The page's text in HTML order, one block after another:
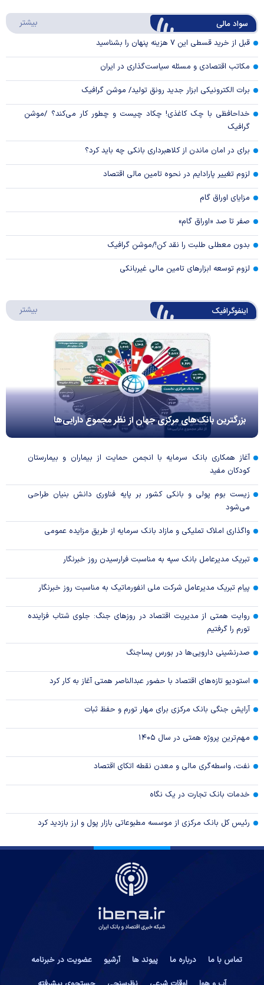
Video
سواد مالی بیشتر
قبل از خرید قسطی این ۷ هزینه پنهان را بشناسید
مکاتب اقتصادی و مسئله سیاست‌گذاری در ایران
برات الکترونیکی ابزار جدید رونق تولید/ موشن گرافیک
خداحافظی با چک کاغذی! چکاد چیست و چطور کار می‌کند؟ /موشن
گرافیک
برای در امان ماندن از کلاهبرداری بانکی چه باید کرد؟
لزوم تغییر پارادایم در نحوه تامین مالی اقتصاد
مزایای اوراق گام
صفر تا صد «اوراق گام»
بدون معطلی طلبت را نقد کن!/موشن گرافیک
لزوم توسعه ابزارهای تامین مالی غیربانکی
اینفوگرافیک بیشتر
بزرگترین بانک‌های مرکزی جهان از نظر مجموع دارایی‌ها
آغاز همکاری بانک سرمایه با انجمن حمایت از بیماران و بیمارستان
کودکان مفید
زیست بوم پولی و بانکی کشور بر پایه فناوری دانش بنیان طراحی
می‌شود
واگذاری املاک تملیکی و مازاد بانک سرمایه از طریق مزایده عمومی
تبریک مدیرعامل بانک سپه به مناسبت فرارسیدن روز خبرنگار
پیام تبریک مدیرعامل شرکت ملی انفورماتیک به مناسبت روز خبرنگار
روایت همتی از مدیریت اقتصاد در روزهای جنگ: جلوی شتاب فزاینده
تورم را گرفتیم
صدرنشینی دارویی‌ها در بورس پساجنگ
استودیو تازه‌های اقتصاد با حضور عبدالناصر همتی آغاز به کار کرد
آرایش جنگی بانک مرکزی برای مهار تورم و حفظ ثبات
مهم‌ترین پروژه همتی در سال ۱۴۰۵
نفت، واسطه‌گری مالی و معدن نقطه اتکای اقتصاد
خدمات بانک تجارت در یک نگاه
رئیس کل بانک مرکزی از موسسه مطبوعاتی بازار پول و ارز بازدید کرد
تماس با ما درباره ما پیوند ها آرشیو
عضویت در خبرنامه